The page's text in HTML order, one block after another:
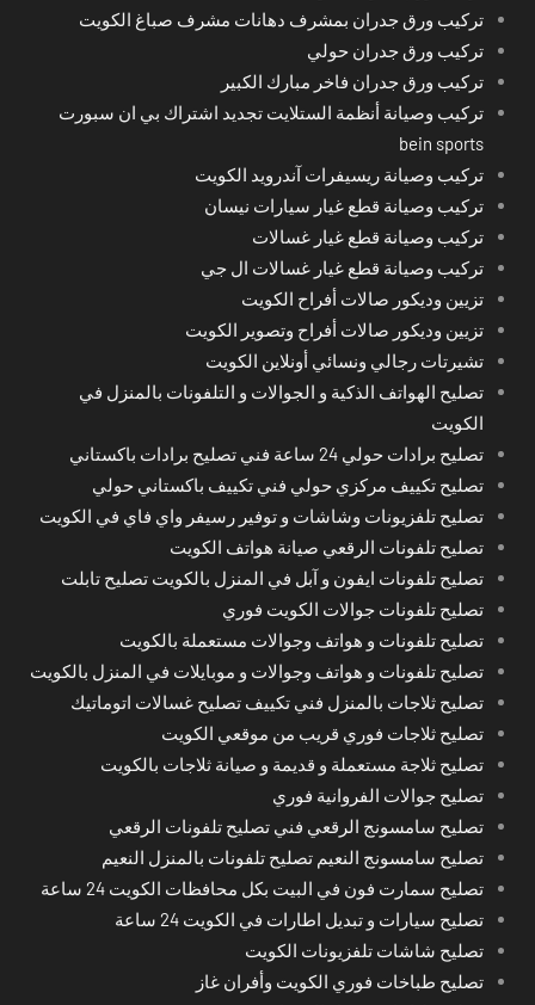
تركيب ورق جدران بمشرف دهانات مشرف صباغ الكويت
تركيب ورق جدران حولي
تركيب ورق جدران فاخر مبارك الكبير
تركيب وصيانة أنظمة الستلايت تجديد اشتراك بي ان سبورت
bein sports
تركيب وصيانة ريسيفرات آندرويد الكويت
تركيب وصيانة قطع غيار سيارات نيسان
تركيب وصيانة قطع غيار غسالات
تركيب وصيانة قطع غيار غسالات ال جي
تزيين وديكور صالات أفراح الكويت
تزيين وديكور صالات أفراح وتصوير الكويت
تشيرتات رجالي ونسائي أونلاين الكويت
تصليح الهواتف الذكية و الجوالات و التلفونات بالمنزل في
الكويت
تصليح برادات حولي 24 ساعة فني تصليح برادات باكستاني
تصليح تكييف مركزي حولي فني تكييف باكستاني حولي
تصليح تلفزيونات وشاشات و توفير رسيفر واي فاي في الكويت
تصليح تلفونات الرقعي صيانة هواتف الكويت
تصليح تلفونات ايفون و آبل في المنزل بالكويت تصليح تابلت
تصليح تلفونات جوالات الكويت فوري
تصليح تلفونات و هواتف وجوالات مستعملة بالكويت
تصليح تلفونات و هواتف وجوالات و موبايلات في المنزل بالكويت
تصليح ثلاجات بالمنزل فني تكييف تصليح غسالات اتوماتيك
تصليح ثلاجات فوري قريب من موقعي الكويت
تصليح ثلاجة مستعملة و قديمة و صيانة ثلاجات بالكويت
تصليح جوالات الفروانية فوري
تصليح سامسونج الرقعي فني تصليح تلفونات الرقعي
تصليح سامسونج النعيم تصليح تلفونات بالمنزل النعيم
تصليح سمارت فون في البيت بكل محافظات الكويت 24 ساعة
تصليح سيارات و تبديل اطارات في الكويت 24 ساعة
تصليح شاشات تلفزيونات الكويت
تصليح طباخات فوري الكويت وأفران غاز